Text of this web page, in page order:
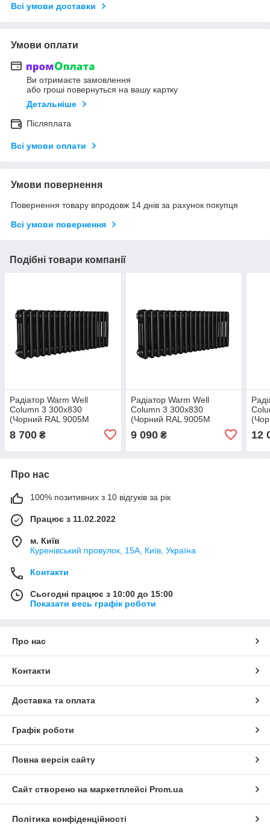
Всі умови доставки
Умови оплати
Ви отримаєте замовлення
або гроші повернуться на вашу картку
Детальніше
Післяплата
Всі умови оплати
Умови повернення
Повернення товару впродовж 14 днів за рахунок покупця
Всі умови повернення
Подібні товари компанії
Радіатор Warm Well
Column 3 300x830
(Чорний RAL 9005M
8 700 ₴
Радіатор Warm Well
Column 3 300x830
(Чорний RAL 9005M
9 090₴ 12
Про нас
100% позитивних з 10 відгуків за рік
Працює з 11.02.2022
м. Київ
Куренівський провулок, 15А, Київ, Україна
Контакти
Сьогодні працює з 10:00 до 15:00
Показати весь графік роботи
Про нас
Контакти
Доставка та оплата
Графік роботи
Повна версія сайту
Сайт створено на маркетплейсі Prom.ua
Політика конфіденційності